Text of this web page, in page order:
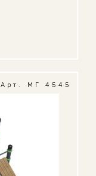
Арт. МГ 4545